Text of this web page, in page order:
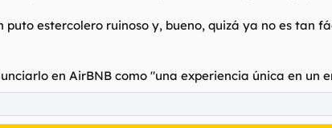
puto estercolero ruinoso y, bueno, quizá ya no es tan
en AirBNB como "una experiencia única en